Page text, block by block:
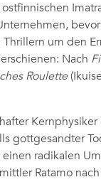
um den
Nach
Roulette
gottgesandter
radikalen
Ratamo